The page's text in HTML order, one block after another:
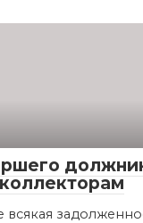
всякая